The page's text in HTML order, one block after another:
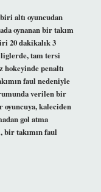
altı oyuncudan
oynanan bir takım
20 dakikalık 3
liglerde, tam tersi
hokeyinde penaltı
faul nedeniyle
verilen bir
oyuncuya, kaleciden
gol atma
bir takımın faul